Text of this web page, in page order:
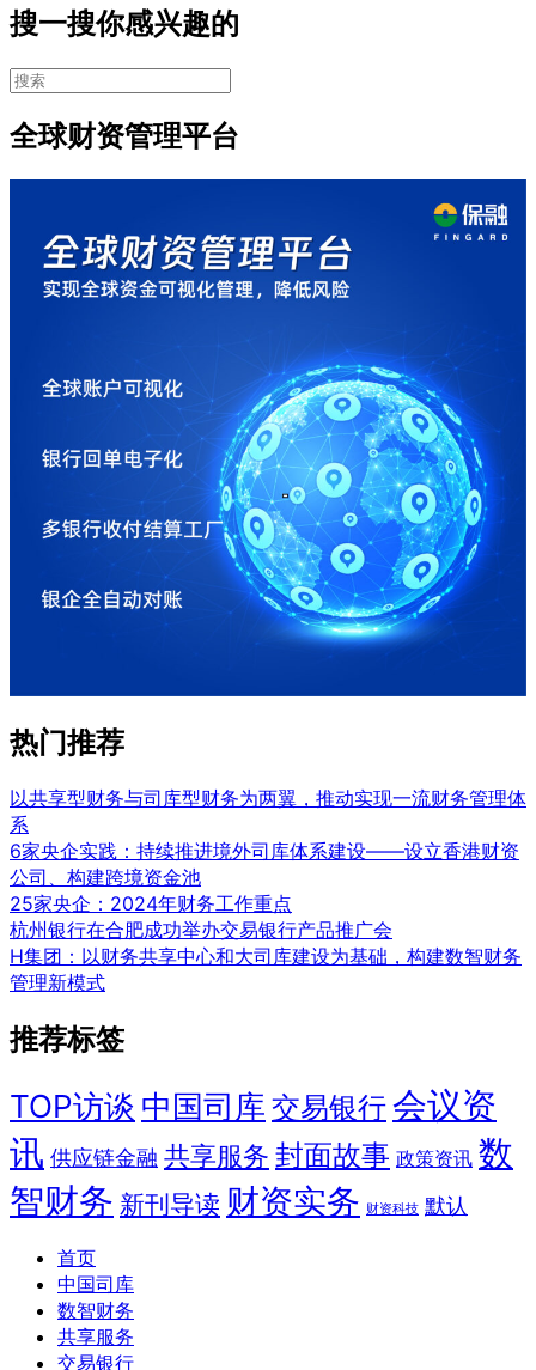
搜一搜你感兴趣的
全球财资管理平台
热门推荐
以共享型财务与司库型财务为两翼，推动实现一流财务管理体
系
6家央企实践：持续推进境外司库体系建设——设立香港财资
公司、构建跨境资金池
25家央企：2024年财务工作重点
杭州银行在合肥成功举办交易银行产品推广会
H集团：以财务共享中心和大司库建设为基础，构建数智财务
管理新模式
推荐标签
TOP访谈 中国司库 交易银行会议资
讯 供应链金融 共享服务 封面故事 政策资讯 数
智财务 新刊导读 财资实务 财资科技 默认
首页
中国司库
数智财务
共享服务
交易银行